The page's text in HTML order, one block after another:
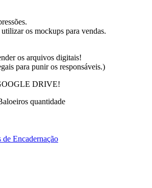
os mockups para vendas.
os arquivos digitais!
para punir os responsáveis.)
DRIVE!
quantidade
de Encadernação